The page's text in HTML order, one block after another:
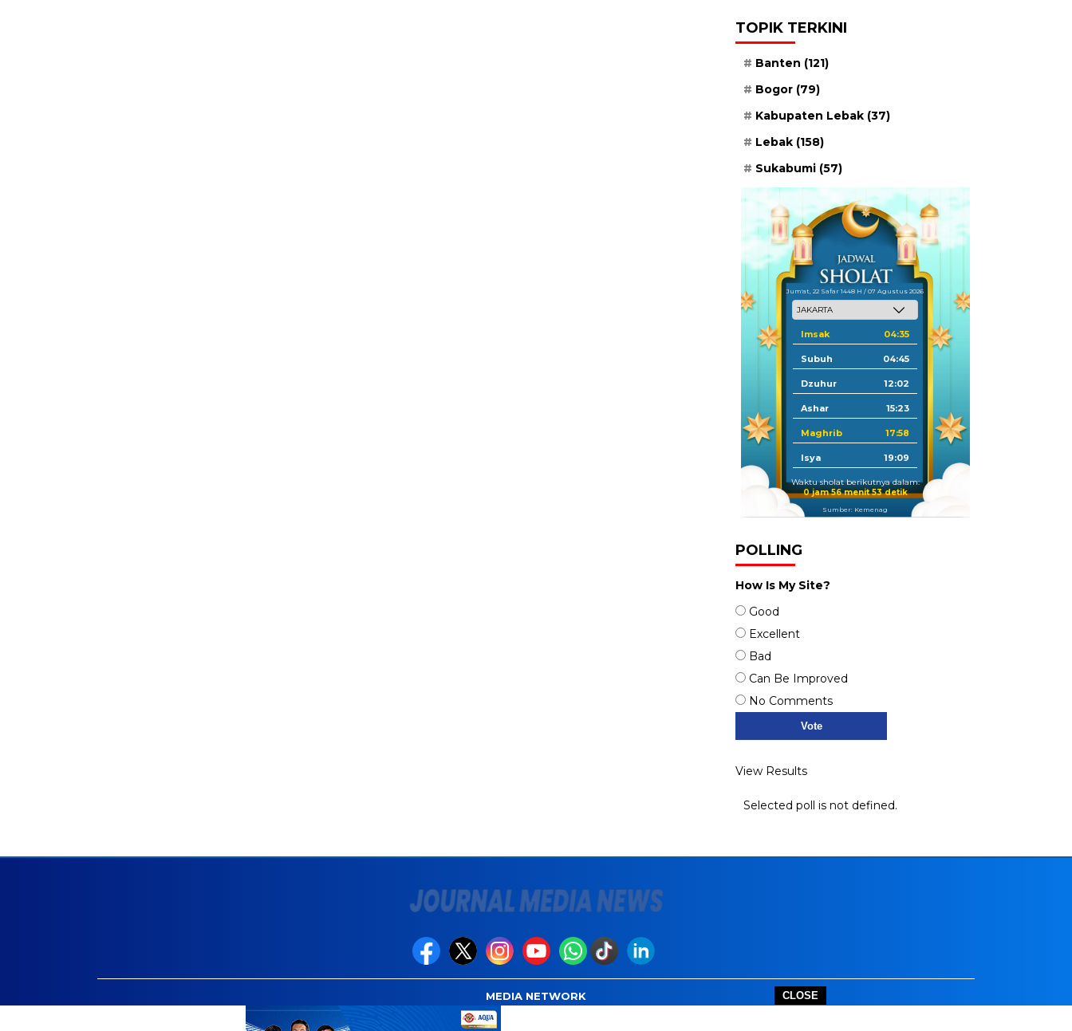
CLOSE
TOPIK TERKINI
Banten (121)
Bogor (79)
Kabupaten Lebak (37)
Lebak (158)
Sukabumi (57)
Jum'at, 22 Safar 1448 H / 07 Agustus 2026
Imsak 04:35
Subuh 04:45
Dzuhur 12:02
Ashar 15:23
Maghrib 17:58
Isya 19:09
Waktu sholat berikutnya dalam:
0 jam 56 menit 52 detik
Sumber: Kemenag
POLLING
How Is My Site?
Good
Excellent
Bad
Can Be Improved
No Comments
View Results
Selected poll is not defined.
MEDIA NETWORK
Facebook.com
Instagram.com Whatsapp.com